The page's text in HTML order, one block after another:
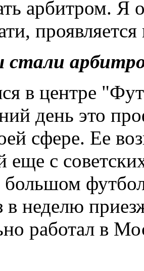
арбитром. Я
в центре
день это
сфере. Ее
еще с
большом
в неделю
работал в